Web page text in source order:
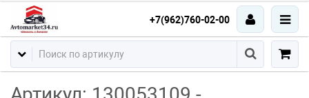
+7(962)760-02-00